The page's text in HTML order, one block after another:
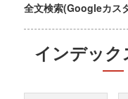
全文検索(Googleカス
インデック